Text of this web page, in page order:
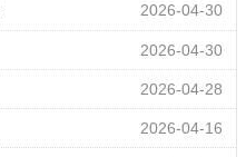
2026-04-30
2026-04-30
2026-04-28
2026-04-16